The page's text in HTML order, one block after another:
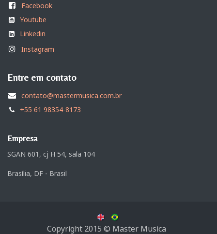
Facebook
Youtube
Linkedin
Instagram
Entre em contato
contato@mastermusica.com.br
+55 61 98354-8173
Empresa
SGAN 601, cj H 54, sala 104
Brasília, DF - Brasil
Copyright 2015 © Master Musica